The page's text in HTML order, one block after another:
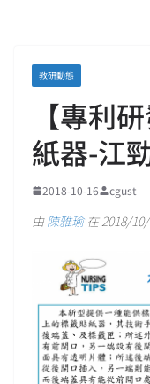
教研動態
【專利
紙器-江
2018-10-16 cgust
由陳雅瑜在 2018/